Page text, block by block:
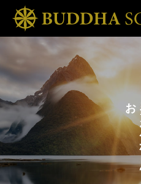
お
ら
せ
。